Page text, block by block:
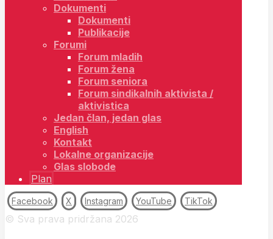
Dokumenti
Dokumenti
Publikacije
Forumi
Forum mladih
Forum žena
Forum seniora
Forum sindikalnih aktivista /
aktivistica
Jedan član, jedan glas
English
Kontakt
Lokalne organizacije
Glas slobode
Plan
Facebook X Instagram YouTube TikTok
© Sva prava pridržana 2026